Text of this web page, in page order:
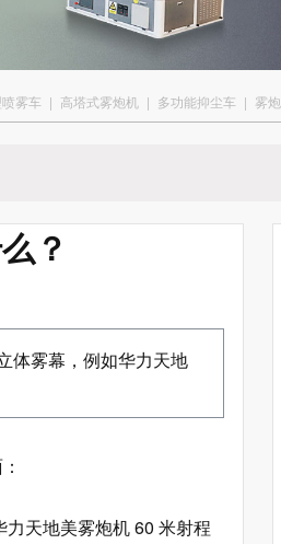
雾车 | 高塔式雾炮机 | 多功能抑尘车 | 雾炮
？
体雾幕，例如华力天地
天地美雾炮机 60 米射程